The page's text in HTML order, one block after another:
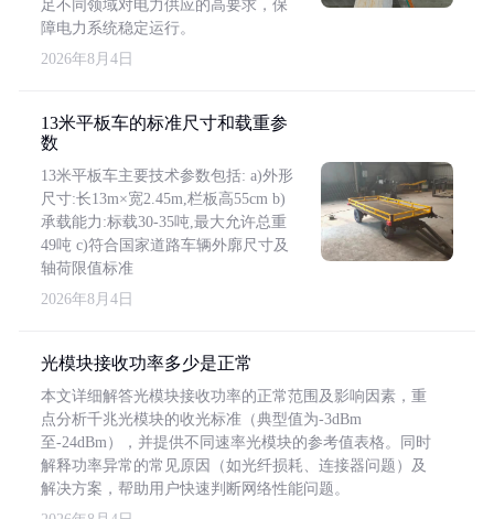
足不同领域对电力供应的高要求，保
障电力系统稳定运行。
2026年8月4日
13米平板车的标准尺寸和载重参
数
13米平板车主要技术参数包括: a)外形
尺寸:长13m×宽2.45m,栏板高55cm b)
承载能力:标载30-35吨,最大允许总重
49吨 c)符合国家道路车辆外廓尺寸及
轴荷限值标准
2026年8月4日
光模块接收功率多少是正常
本文详细解答光模块接收功率的正常范围及影响因素，重
点分析千兆光模块的收光标准（典型值为-3dBm
至-24dBm），并提供不同速率光模块的参考值表格。同时
解释功率异常的常见原因（如光纤损耗、连接器问题）及
解决方案，帮助用户快速判断网络性能问题。